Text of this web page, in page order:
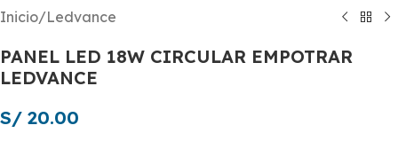
Inicio/Ledvance
PANEL LED 18W CIRCULAR EMPOTRAR
LEDVANCE
S/ 20.00